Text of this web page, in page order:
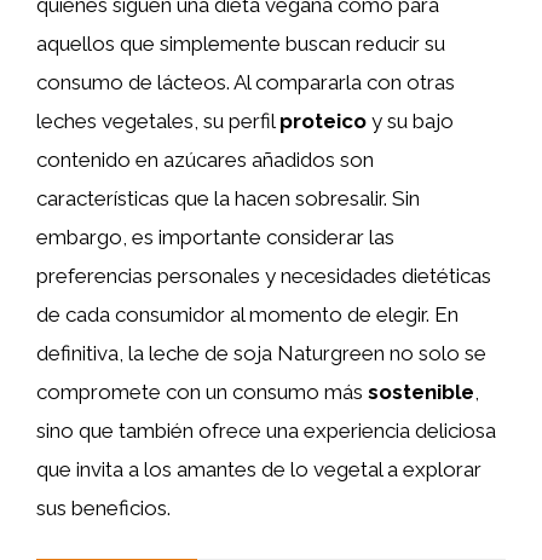
quienes siguen una dieta vegana como para
aquellos que simplemente buscan reducir su
consumo de lácteos. Al compararla con otras
leches vegetales, su perfil proteico y su bajo
contenido en azúcares añadidos son
características que la hacen sobresalir. Sin
embargo, es importante considerar las
preferencias personales y necesidades dietéticas
de cada consumidor al momento de elegir. En
definitiva, la leche de soja Naturgreen no solo se
compromete con un consumo más sostenible,
sino que también ofrece una experiencia deliciosa
que invita a los amantes de lo vegetal a explorar
sus beneficios.